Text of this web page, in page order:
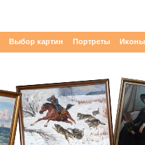
Выбор картин Портреты Иконы